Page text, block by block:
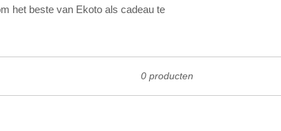
het beste van Ekoto als cadeau te
0 producten